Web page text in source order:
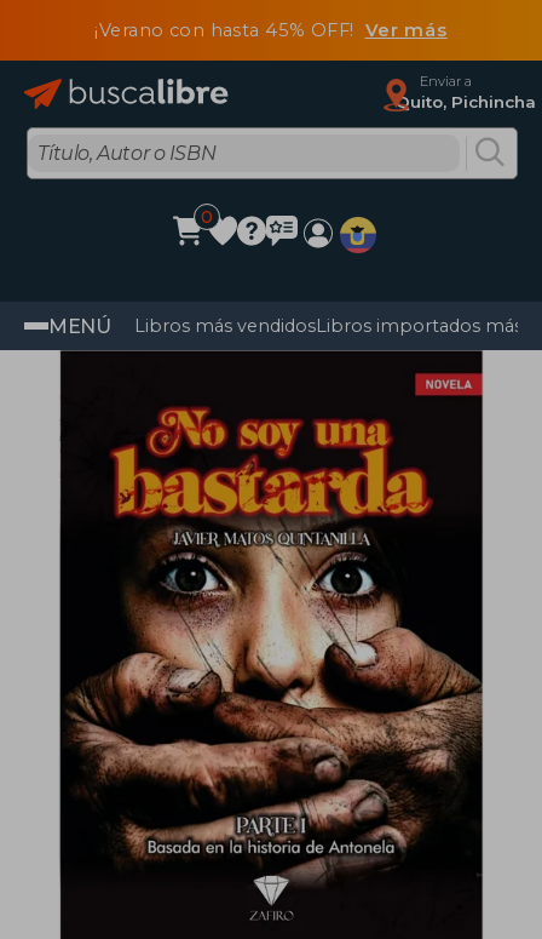
¡Verano con hasta 45% OFF! Ver más
Enviar a
Quito, Pichincha
0
MENÚ Libros más vendidosLibros importados más